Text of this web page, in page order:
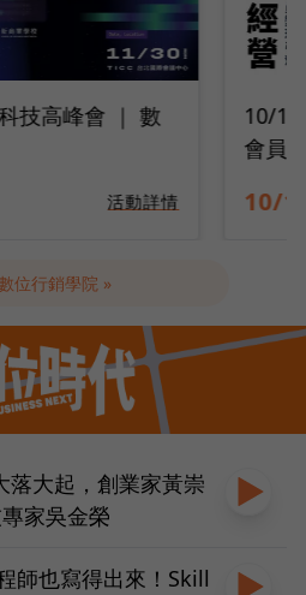
2026 打造最強
活動詳情
9/22
隊工
09/
位行銷學院 »
落大起，創業家黃崇
家吳金榮
師也寫得出來！Skill